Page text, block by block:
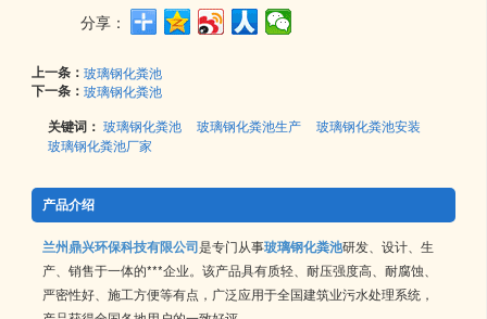
分享：
上一条：玻璃钢化粪池
下一条：玻璃钢化粪池
关键词：玻璃钢化粪池 玻璃钢化粪池生产
玻璃钢化粪池安装
玻璃钢化粪池厂家
产品介绍
兰州鼎兴环保科技有限公司是专门从事玻璃钢化粪池研发、设计、生
产、销售于一体的***企业。该产品具有质轻、耐压强度高、耐腐蚀、
严密性好、施工方便等有点，广泛应用于全国建筑业污水处理系统，